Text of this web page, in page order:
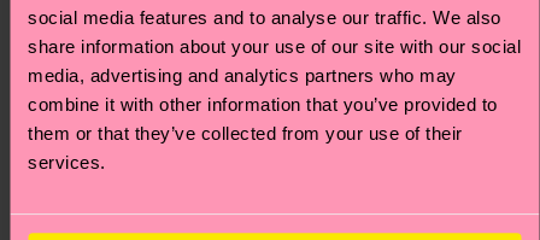
social media features and to analyse our traffic. We also
share information about your use of our site with our social
media, advertising and analytics partners who may
combine it with other information that you’ve provided to
them or that they’ve collected from your use of their
services.
Cherry Slipper
DISPONIBILE
+3
Structure Slinky Mini
Crew Sock
DISPONIBILE